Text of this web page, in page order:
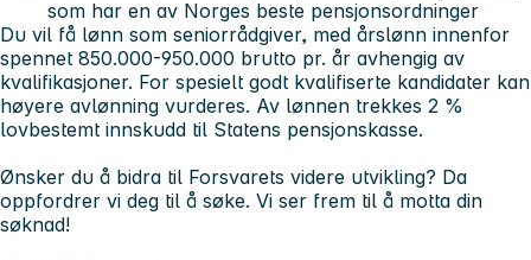
som har en av Norges beste pensjonsordninger
Du vil få lønn som seniorrådgiver, med årslønn innenfor
spennet 850.000-950.000 brutto pr. år avhengig av
kvalifikasjoner. For spesielt godt kvalifiserte kandidater kan
høyere avlønning vurderes. Av lønnen trekkes 2 %
lovbestemt innskudd til Statens pensjonskasse.
Ønsker du å bidra til Forsvarets videre utvikling? Da
oppfordrer vi deg til å søke. Vi ser frem til å motta din
søknad!